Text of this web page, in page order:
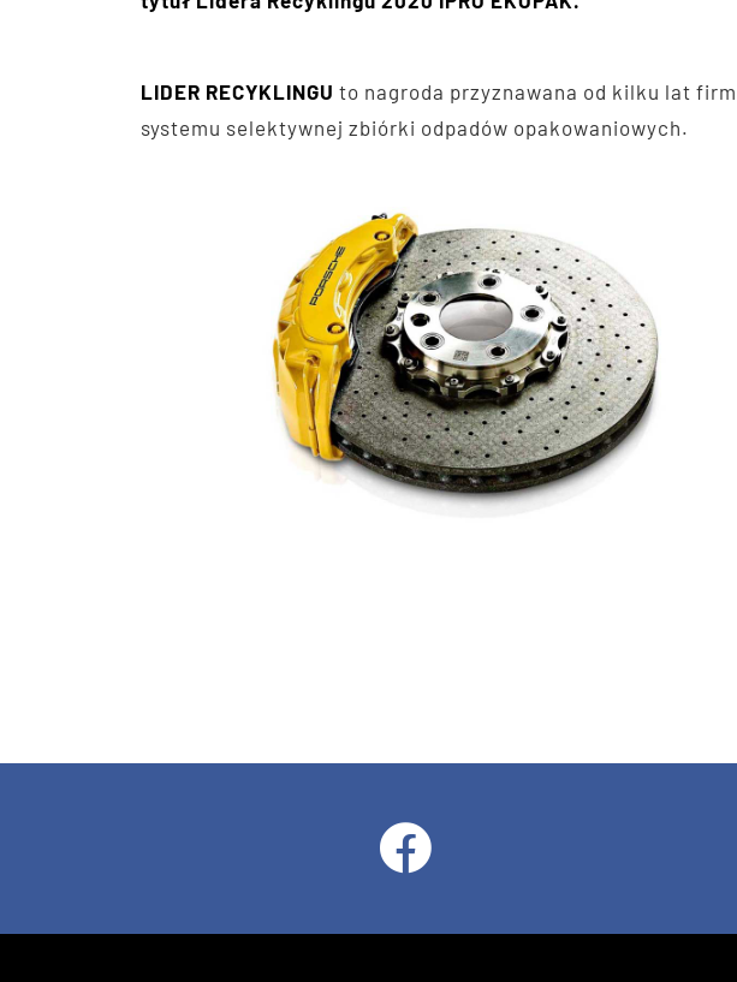
LIDER RECYKLINGU to nagroda przyznawana od kilku lat
systemu selektywnej zbiórki odpadów opakowaniowych.